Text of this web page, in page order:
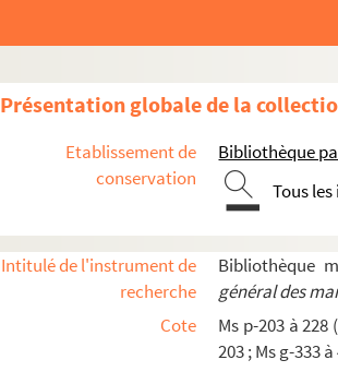
Présentation globale de la
Etablissement de
conservation
Bibliothèque
Tous
Intitulé de l'instrument de
recherche
Bibliothèque
général des
Cote
Ms p-203 à 228
203 ; Ms g-333
Ms p-209-8. Enveloppe autographe, Paris
Ms p-209-9. Lettre autographe signée, Paris
Ms p-209-10. Lettre autographe signée,
Ms p-209-11. Lettre autographe signée,
Ms p-209-13. Carte autographe signée, Paris
Ms p-209-14. Carte autographe signée, Paris
Ms p-209-15. Lettre autographe signée,
Ms p-209-16. Lettre autographe signée,